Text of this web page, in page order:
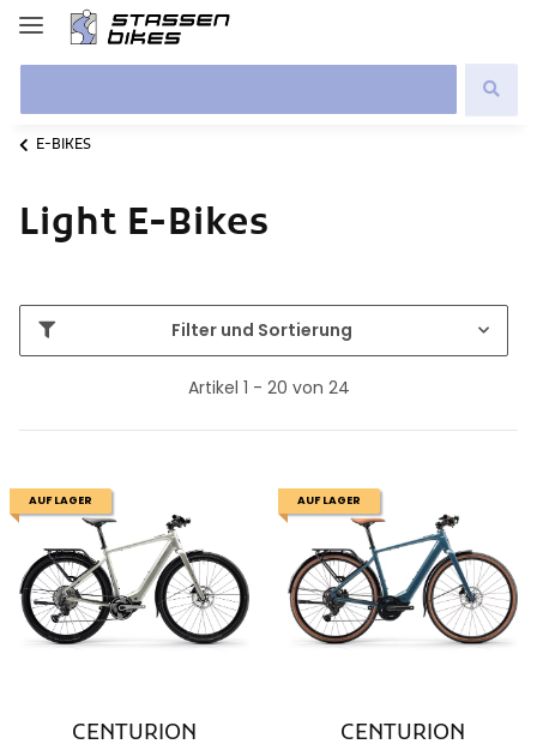
E-BIKES
Light E-Bikes
Filter und Sortierung
Artikel 1 - 20 von 24
AUF LAGER
CENTURION
AUF LAGER
CENTURION